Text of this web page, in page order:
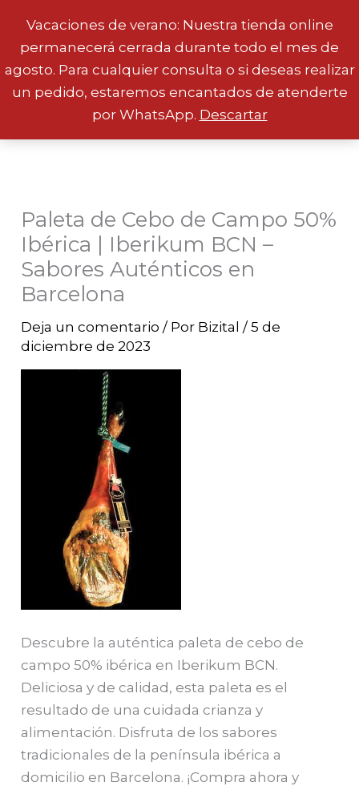
Vacaciones de verano: Nuestra tienda online
permanecerá cerrada durante todo el mes de
agosto. Para cualquier consulta o si deseas realizar
un pedido, estaremos encantados de atenderte
por WhatsApp. Descartar
al
contenido
Paleta de Cebo de Campo 50%
Ibérica | Iberikum BCN –
Sabores Auténticos en
Barcelona
Deja un comentario / Por Bizital/5 de
diciembre de 2023
Descubre la auténtica paleta de cebo de
campo 50% ibérica en Iberikum BCN.
Deliciosa y de calidad, esta paleta es el
resultado de una cuidada crianza y
alimentación. Disfruta de los sabores
tradicionales de la península ibérica a
domicilio en Barcelona. ¡Compra ahora y